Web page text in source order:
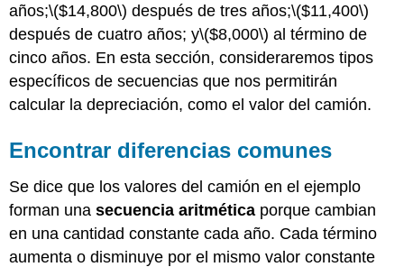
años;\($14,800\) después de tres años;\($11,400\)
después de cuatro años; y\($8,000\) al término de
cinco años. En esta sección, consideraremos tipos
específicos de secuencias que nos permitirán
calcular la depreciación, como el valor del camión.
Encontrar diferencias comunes
Se dice que los valores del camión en el ejemplo
forman unasecuencia aritmética porque cambian
en una cantidad constante cada año. Cada término
aumenta o disminuye por el mismo valor constante